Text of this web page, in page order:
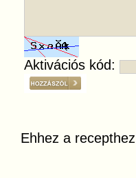
Aktivációs kód:
Ehhez a